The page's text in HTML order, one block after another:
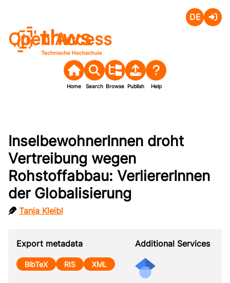
Open Access
Home Search Browse Publish Help
InselbewohnerInnen droht
Vertreibung wegen
Rohstoffabbau: VerliererInnen
der Globalisierung
Tanja Kleibl
Export metadata
BibTeX RIS XML
Additional Services